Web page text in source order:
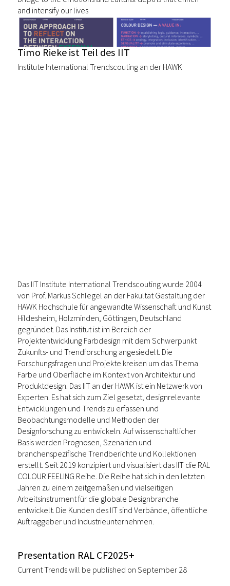
and intensify our lives
Timo Rieke ist Teil des IIT
Institute International Trendscouting an der HAWK
Das IIT Institute International Trendscouting wurde 2004
von Prof. Markus Schlegel an der Fakultät Gestaltung der
HAWK Hochschule für angewandte Wissenschaft und Kunst
Hildesheim, Holzminden, Göttingen, Deutschland
gegründet. Das Institut ist im Bereich der
Projektentwicklung Farbdesign mit dem Schwerpunkt
Zukunfts- und Trendforschung angesiedelt. Die
Forschungsfragen und Projekte kreisen um das Thema
Farbe und Oberfläche im Kontext von Architektur und
Produktdesign. Das IIT an der HAWK ist ein Netzwerk von
Experten. Es hat sich zum Ziel gesetzt, designrelevante
Entwicklungen und Trends zu erfassen und
Beobachtungsmodelle und Methoden der
Designforschung zu entwickeln. Auf wissenschaftlicher
Basis werden Prognosen, Szenarien und
branchenspezifische Trendberichte und Kollektionen
erstellt. Seit 2019 konzipiert und visualisiert das IIT die RAL
COLOUR FEELING Reihe. Die Reihe hat sich in den letzten
Jahren zu einem zeitgemäßen und vielseitigen
Arbeitsinstrument für die globale Designbranche
entwickelt. Die Kunden des IIT sind Verbände, öffentliche
Auftraggeber und Industrieunternehmen.
Presentation RAL CF2025+
Current Trends will be published on September 28